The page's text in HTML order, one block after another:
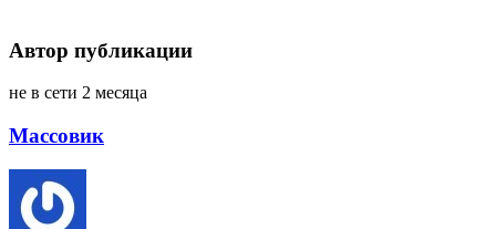
Автор публикации
не в сети 2 месяца
Массовик